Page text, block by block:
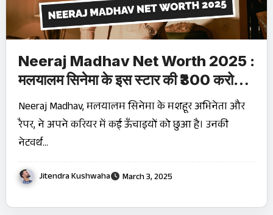
Neeraj Madhav Net Worth 2025 :
मलयालम सिनेमा के इस स्टार की ₹300 करोड़
संपत्ति का राज़! जानिए उनकी सफलता की
कहानी
Neeraj Madhav, मलयालम सिनेमा के मशहूर अभिनेता और
रैपर, ने अपने करियर में कई ऊँचाइयों को छुआ है। उनकी
नेटवर्थ…
Jitendra Kushwaha March 3, 2025